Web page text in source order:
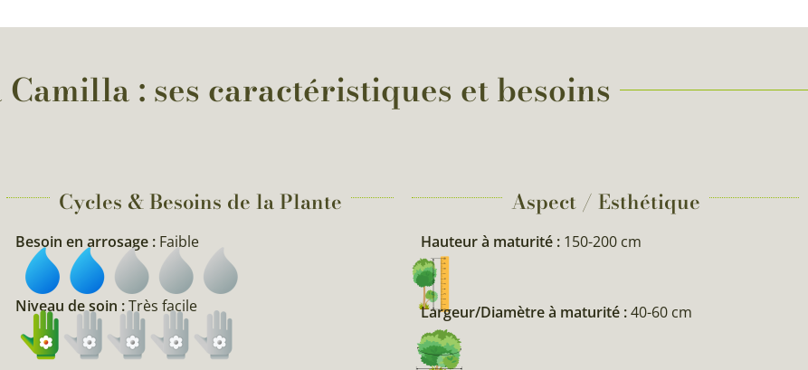
: ses caractéristiques et besoins
Cycles & Besoins de la Plante​
Besoin en arrosage : Faible
Niveau de soin :Très facile
Aspect / Esthétique
Hauteur à maturité : 150-200 cm
Largeur/Diamètre à maturité :40-60 cm